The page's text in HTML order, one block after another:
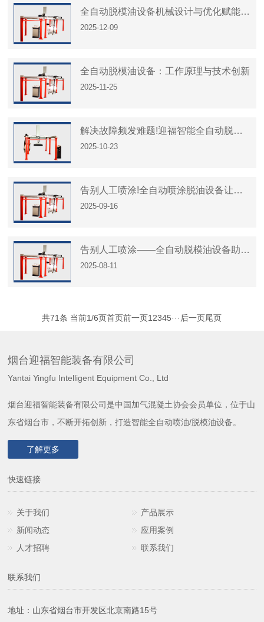
全自动脱模油设备机械设计与优化赋能模
具制造升级
2025-12-09
全自动脱模油设备：工作原理与技术创新
2025-11-25
解决故障频发难题!迎福智能全自动脱模
油设备的稳定运行之道
2025-10-23
告别人工喷涂!全自动喷涂脱油设备让生
产更轻松
2025-09-16
告别人工喷涂——全自动脱模油设备助力
产能提升
2025-08-11
共71条 当前1/6页首页前一页1 2345··· 后一页尾页
烟台迎福智能装备有限公司
Yantai Yingfu Intelligent Equipment Co., Ltd
烟台迎福智能装备有限公司是中国加气混凝土协会会员单位，位于山
东省烟台市，不断开拓创新，打造智能全自动喷油/脱模油设备。
了解更多
快速链接
关于我们
产品展示
新闻动态
应用案例
人才招聘
联系我们
联系我们
地址：山东省烟台市开发区北京南路15号